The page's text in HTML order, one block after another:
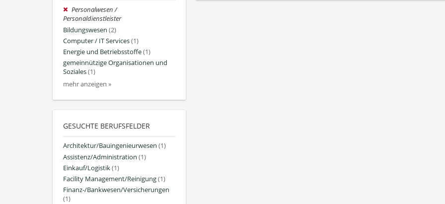
Personalwesen /
Personaldienstleister
Bildungswesen (2)
Computer / IT Services(1)
Energie und Betriebsstoffe(1)
gemeinnützige Organisationen und
Soziales(1)
mehr anzeigen »
GESUCHTE BERUFSFELDER
Architektur/Bauingenieurwesen (1)
Assistenz/Administration (1)
Einkauf/Logistik(1)
Facility Management/Reinigung(1)
Finanz-/Bankwesen/Versicherungen
(1)